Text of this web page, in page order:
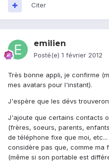
Citer
emilien
Posté(e) 1 février 2012
Très bonne appli, je confirme
mes avatars pour l'instant).
J'espère que les dévs
J'ajoute que certains contacts
(frères, soeurs, parents,
de téléphone fixe que moi,
considère pas que, comme ma
(même si son portable est